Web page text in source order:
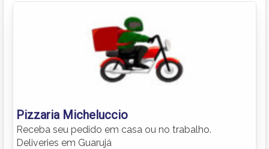
Pizzaria Micheluccio
Receba seu pedido em casa ou no trabalho.
Deliveries em Guarujá